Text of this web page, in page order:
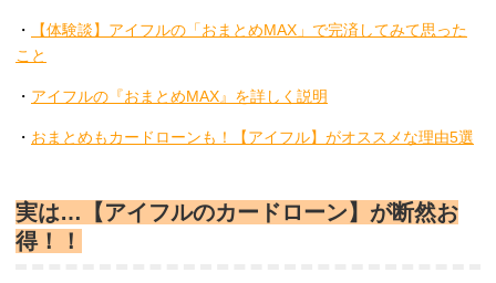
・
【体験談】アイフルの「おまとめMAX」で完済してみて思った
こと
・ アイフルの『おまとめMAX』を詳しく説明
・ おまとめもカードローンも！【アイフル】がオススメな理由5選
実は…【アイフルのカードローン】が断然お
得！！